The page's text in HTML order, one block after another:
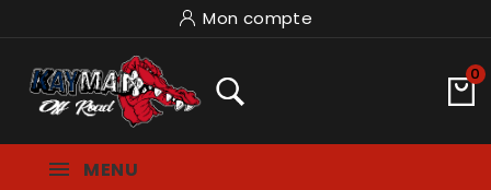
Mon compte
0
MENU